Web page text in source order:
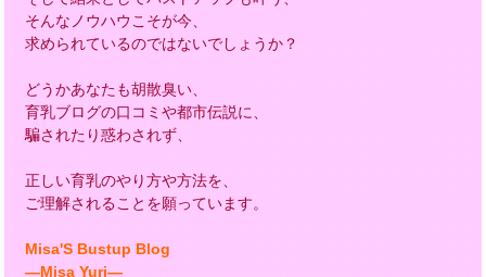
そんなノウハウこそが今、
求められているのではないでしょうか？
どうかあなたも胡散臭い、
育乳ブログの口コミや都市伝説に、
騙されたり惑わされず、
正しい育乳のやり方や方法を、
ご理解されることを願っています。
Misa'S Bustup Blog
―Misa Yuri―